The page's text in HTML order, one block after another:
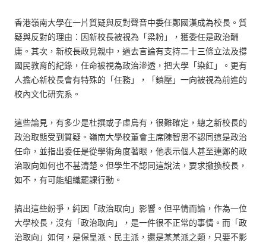
香港嶺南大學在一片質疑與反對聲音中委任鄭國漢成為校長。質
疑與反對的理由：因新校長被視為「梁粉」，獲委任是政治酬
庸。其次，新校長政見親中，過去言論有支持二十三條立法及撐
國民教育的紀錄，任命被視為政治滲透，把大學「染紅」。更有
人擔心新校長會有特殊的「任務」，「鎮壓」一向被視為前進的
校內文化研究系。
這些論見，有多少是杜撰或子虛烏有，很難確定，總之新校長的
政治取態受到質疑。嶺南大學校董會主席陳智思不認同這是政治
任命，並指出委任是從學術角度著眼，他表示個人甚至連鄭的政
治取向如何也不甚清楚。但學生不認同這說法，要求撤換校長，
如不，有可能組織罷課行動。
搞出這些紛爭，純因「政治取向」影響。但平情而論，作為一位
大學校長，沒有「政治取向」，是一件很不正常的事情。而「政
治取向」如何，是保皇派、民主派，還是某某派之類，只要不影